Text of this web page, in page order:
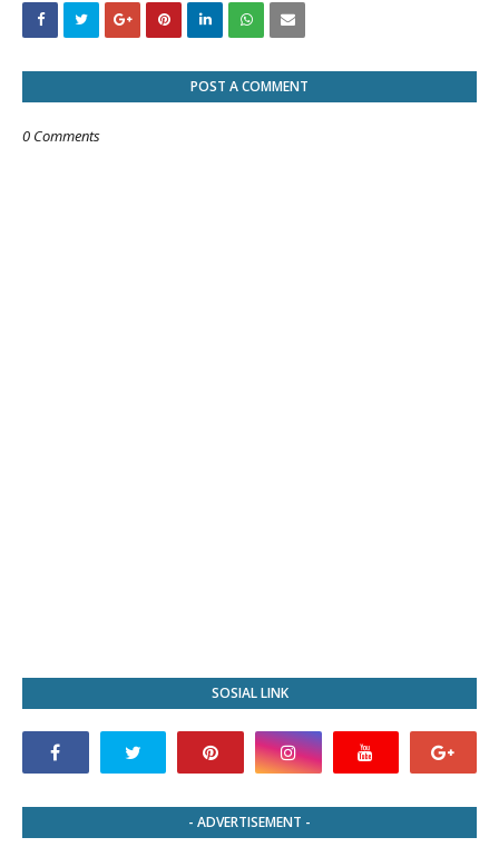
POST A COMMENT
0 Comments
SOSIAL LINK
- ADVERTISEMENT -